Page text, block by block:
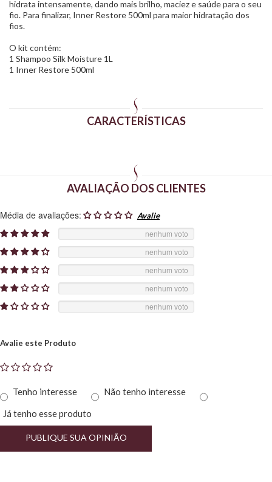
hidrata intensamente, dando mais brilho, maciez e saúde para o seu
fio. Para finalizar, Inner Restore 500ml para maior hidratação dos
fios.
O kit contém:
1 Shampoo Silk Moisture 1L
1 Inner Restore 500ml
CARACTERÍSTICAS
AVALIAÇÃO DOS CLIENTES
Média de avaliações:
nenhum voto
nenhum voto
nenhum voto
nenhum voto
nenhum voto
Avalie este Produto
Tenho interesse
Não tenho interesse
Já tenho esse produto
PUBLIQUE SUA OPINIÃO